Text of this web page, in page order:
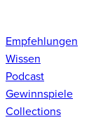
Empfehlungen
Wissen
Podcast
Gewinnspiele
Collections